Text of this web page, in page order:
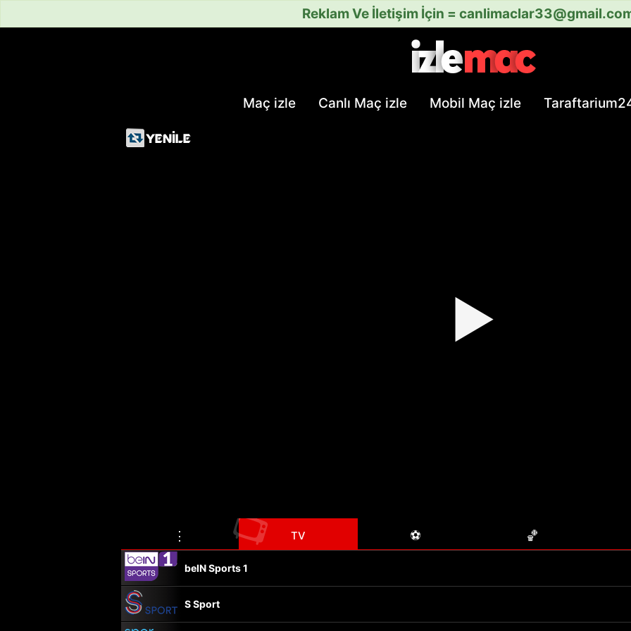
Reklam Ve İletişim İçin =
Maç izle Canlı Maç izle Mobil Maç izle
▶
⋮ 📺 TV ⚽ 🏀
beIN Sports 1
S Sport